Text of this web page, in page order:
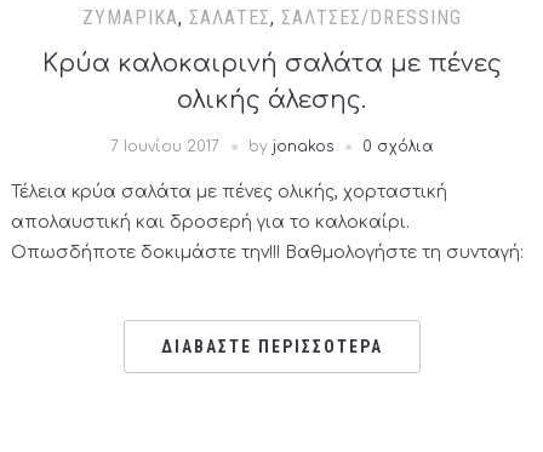
ΖΥΜΑΡΙΚΆ, ΣΑΛΆΤΕΣ, ΣΆΛΤΣΕΣ/DRESSING
Κρύα καλοκαιρινή σαλάτα με πένες
ολικής άλεσης.
7 Ιουνίου 2017 by jonakos 0 σχόλια
Τέλεια κρύα σαλάτα με πένες ολικής, χορταστική
απολαυστική και δροσερή για το καλοκαίρι.
Οπωσδήποτε δοκιμάστε την!!! Βαθμολογήστε τη συνταγή:
ΔΙΑΒΑΣΤΕ ΠΕΡΙΣΣΟΤΕΡΑ